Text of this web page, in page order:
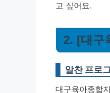
고 싶어요.
2. [대구
알찬 프로
대구육아종합